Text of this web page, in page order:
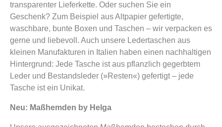
transparenter Lieferkette. Oder suchen Sie ein
Geschenk? Zum Beispiel aus Altpapier gefertigte,
waschbare, bunte Boxen und Taschen – wir verpacken es
gerne und liebevoll. Auch unsere Ledertaschen aus
kleinen Manufakturen in Italien haben einen nachhaltigen
Hintergrund: Jede Tasche ist aus pflanzlich gegerbtem
Leder und Bestandsleder (»Resten«) gefertigt – jede
Tasche ist ein Unikat.
Neu: Maßhemden by Helga